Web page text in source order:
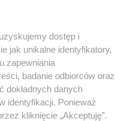
dostęp i
jak unikalne identyfikatory,
zapewniania
badanie odbiorców oraz
dokładnych danych
identyfikacji. Ponieważ
kliknięcie „Akceptuję”.